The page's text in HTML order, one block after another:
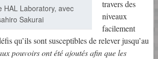
HAL Laboratory, avec
Sakurai
travers des
niveaux
facilement
qu’ils sont susceptibles de relever jusqu’au
pouvoirs ont été ajoutés afin que les